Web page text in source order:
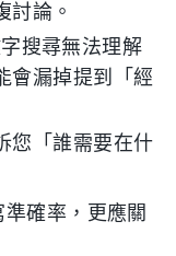
討論。
搜尋無法理解
會漏掉提到「經
您「誰需要在什
確率，更應關